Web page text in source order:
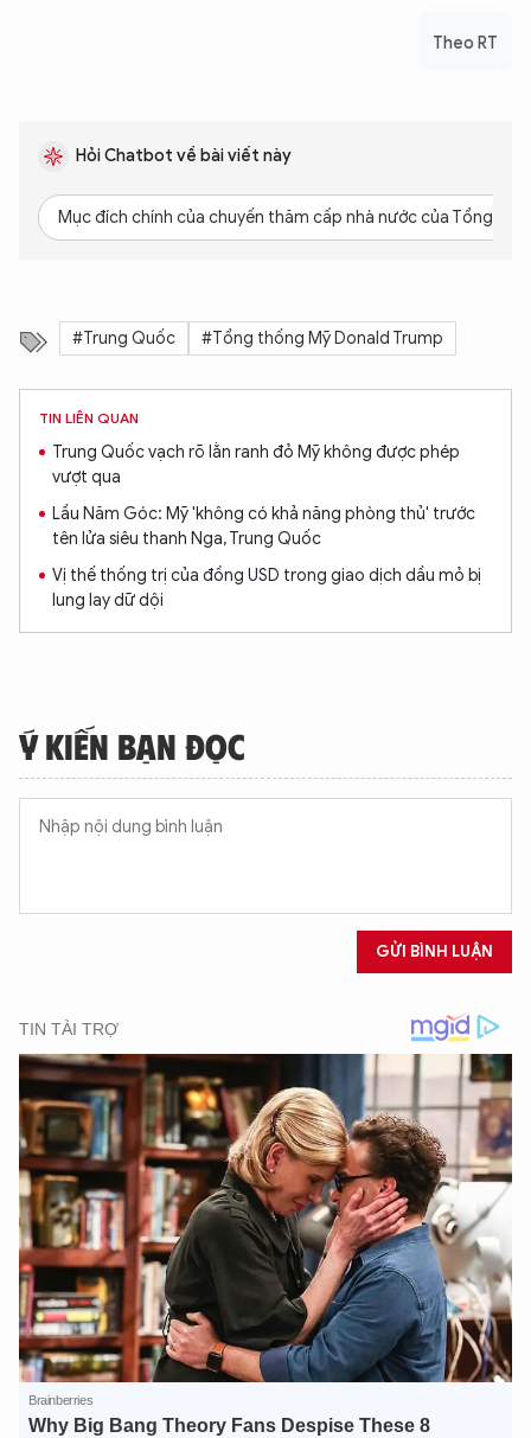
Theo RT
Hỏi Chatbot về bài viết này
Mục đích chính của chuyến thăm cấp nhà nước của Tổng
#Trung Quốc #Tổng thống Mỹ Donald Trump
TIN LIÊN QUAN
Trung Quốc vạch rõ lằn ranh đỏ Mỹ không được phép
vượt qua
Lầu Năm Góc: Mỹ 'không có khả năng phòng thủ' trước
tên lửa siêu thanh Nga, Trung Quốc
Vị thế thống trị của đồng USD trong giao dịch dầu mỏ bị
lung lay dữ dội
Ý KIẾN BẠN ĐỌC
GỬI BÌNH LUẬN